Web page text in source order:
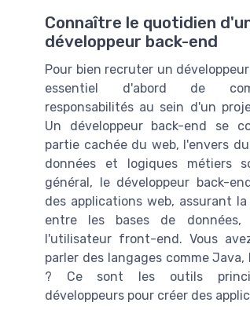
Connaître le quotidien
développeur back-end
Pour bien recruter un
essentiel d'abord de
responsabilités au sein d'un
Un développeur back-end se
partie cachée du web, l'envers
données et logiques métiers
général, le développeur back-
des applications web, assurant
entre les bases de
l'utilisateur front-end. Vous
parler des langages comme
? Ce sont les outils
développeurs pour créer des